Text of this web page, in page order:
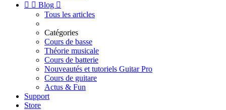
  Blog 
Tous les articles
Catégories
Cours de basse
Théorie musicale
Cours de batterie
Nouveautés et tutoriels Guitar Pro
Cours de guitare
Actus & Fun
Support
Store